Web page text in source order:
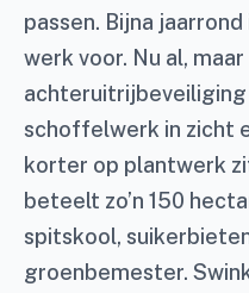
passen. Bijna
werk voor. Nu al,
achteruitrijbeveiliging
schoffelwerk in zicht
korter op plantwerk
beteelt zo’n 150
spitskool,
groenbemester.